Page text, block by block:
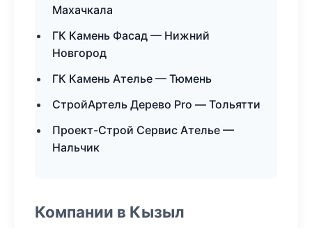
Махачкала
ГК Камень Фасад — Нижний
Новгород
ГК Камень Ателье — Тюмень
СтройАртель Дерево Pro — Тольятти
Проект-Строй Сервис Ателье —
Нальчик
Компании в Кызыл